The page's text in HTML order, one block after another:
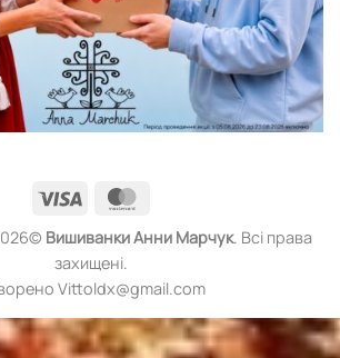
Visa
ВишиванкиАнни Марчук. Всі права
захищені.
Vittoldx@gmail.com